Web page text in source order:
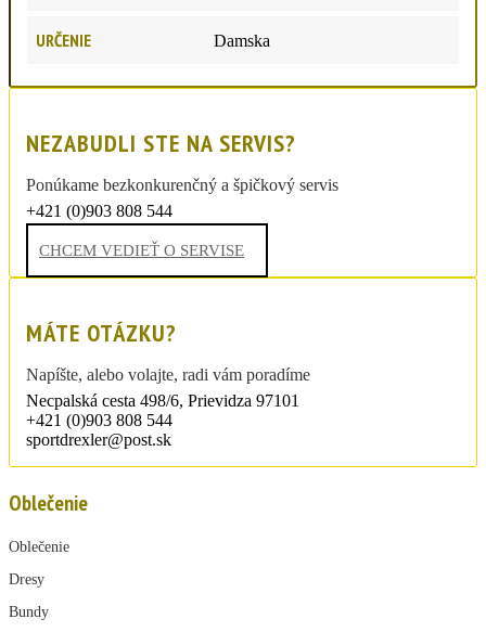
URČENIE Damska
NEZABUDLI STE NA SERVIS?
Ponúkame bezkonkurenčný a špičkový servis
+421 (0)903 808 544
sportdrexler@post.sk
CHCEM VEDIEŤ O SERVISE
MÁTE OTÁZKU?
Napíšte, alebo volajte, radi vám poradíme
Necpalská cesta 498/6, Prievidza 97101
+421 (0)903 808 544
sportdrexler@post.sk
Oblečenie
Oblečenie
Dresy
Bundy